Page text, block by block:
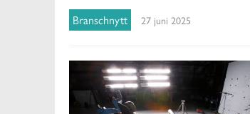
Branschnytt 27 juni 2025